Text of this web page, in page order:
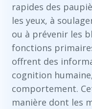
rapides des
les yeux, à
ou à prévenir les
fonctions
offrent des
cognition
comportement.
manière dont les